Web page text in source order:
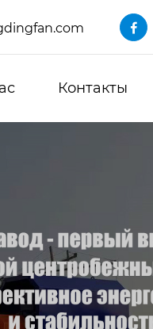

Контакты